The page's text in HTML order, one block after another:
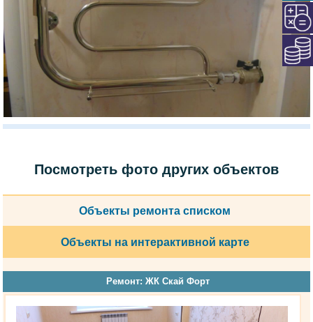
Посмотреть фото других объектов
Объекты ремонта списком
Объекты на интерактивной карте
Ремонт: ЖК Скай Форт